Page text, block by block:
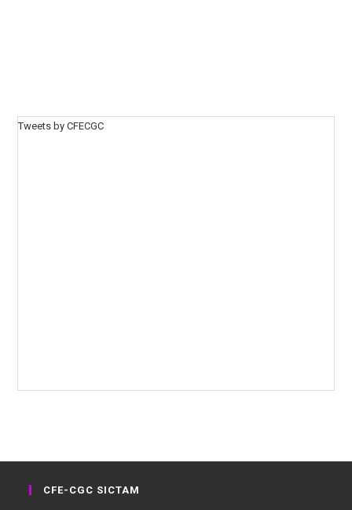
Tweets by CFECGC
CFE-CGC SICTAM